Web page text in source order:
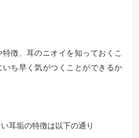
徴、耳のニオイを知っておくこ
いち早く気がつくことができるか
耳垢の特徴は以下の通り